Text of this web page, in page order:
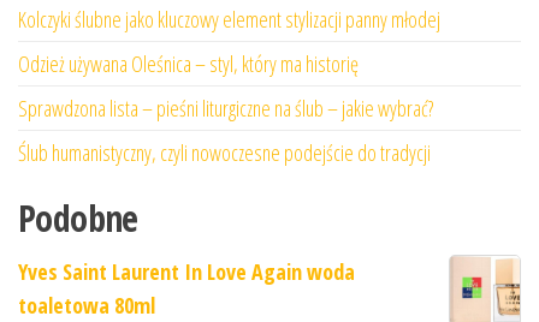
Kolczyki ślubne jako kluczowy element stylizacji panny młodej
Odzież używana Oleśnica – styl, który ma historię
Sprawdzona lista – pieśni liturgiczne na ślub – jakie wybrać?
Ślub humanistyczny, czyli nowoczesne podejście do tradycji
Podobne
Yves Saint Laurent In Love Again woda
toaletowa 80ml